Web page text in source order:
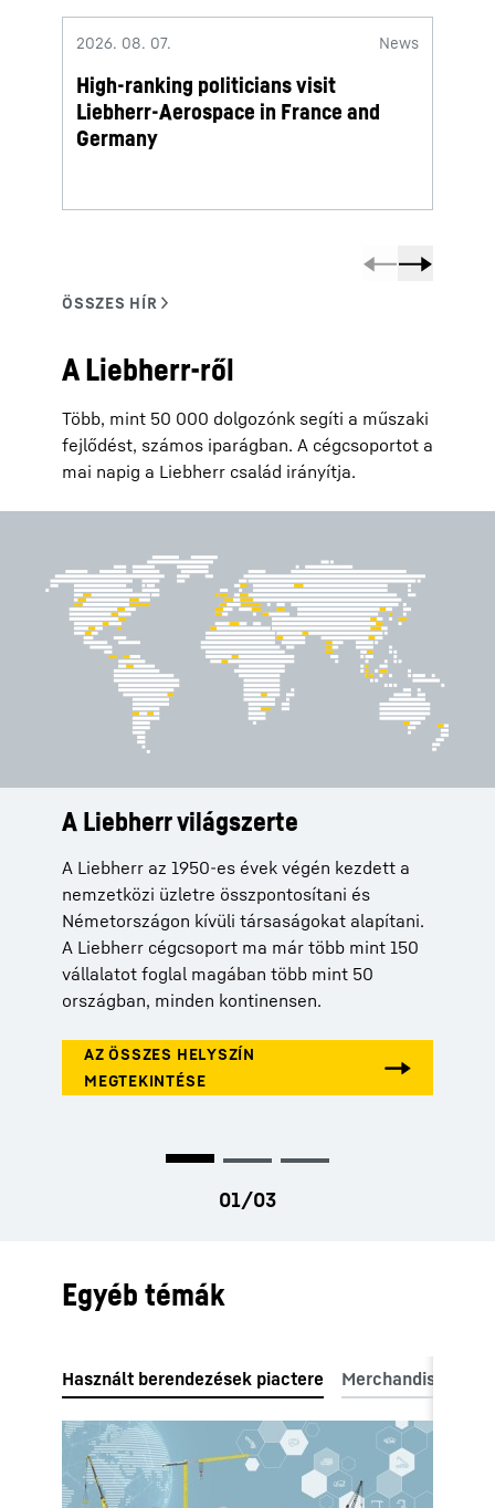
2026. 08. 07. News
High-ranking politicians visit
Liebherr-Aerospace in France and
Germany
A Liebherr-ről
Több, mint 50 000 dolgozónk segíti a műszaki
fejlődést, számos iparágban. A cégcsoportot a
mai napig a Liebherr család irányítja.
A Liebherr világszerte
A Liebherr az 1950-es évek végén kezdett a
nemzetközi üzletre összpontosítani és
Németországon kívüli társaságokat alapítani.
A Liebherr cégcsoport ma már több mint 150
vállalatot foglal magában több mint 50
országban, minden kontinensen.
Szolgáltatások
A kiváló minőségű termékek mellett a
Liebherr az ügyfelek igényeihez igazodó,
személyre szabott megoldásokat kínál.
Legyen szó pótalkatrészek megrendeléséről,
gyártási licencekről vagy telemetriai
rendszerekről – a Liebherr az átfogó
Cégtörténet
A toronydaru 1949-es feltalálásával Hans
Liebherr megalapozta a Liebherr cégcsoport
sikerét.
Egyéb témák